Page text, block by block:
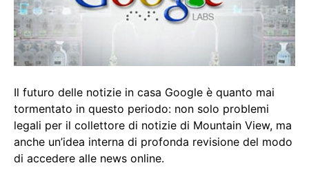
Il futuro delle notizie in casa Google è quanto mai
tormentato in questo periodo: non solo problemi
legali per il collettore di notizie di Mountain View, ma
anche un’idea interna di profonda revisione del modo
di accedere alle news online.